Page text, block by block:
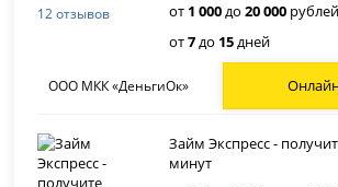
12 отзывов
от 1 000до20 000 рублей
от7до 15дней
ООО МКК «ДеньгиОк»
Займ Экспресс -
минут